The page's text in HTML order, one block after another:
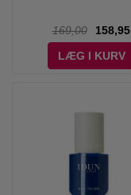
169,00
158,95
LÆG I KURV